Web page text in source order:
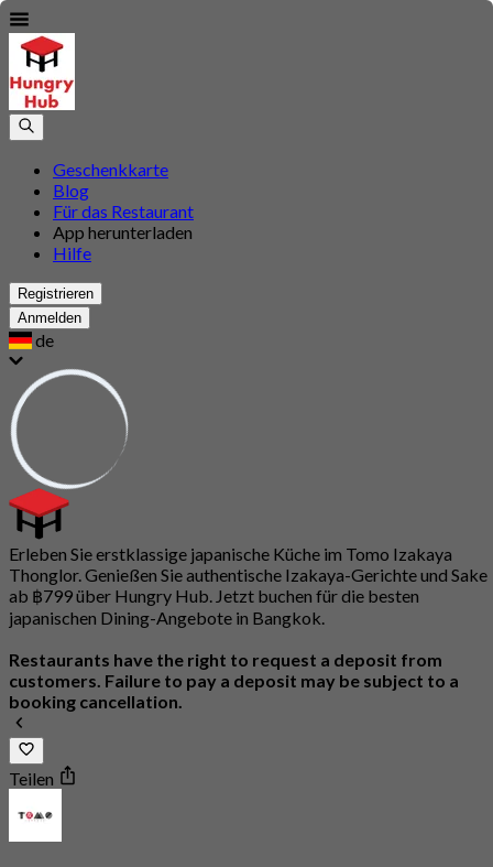
Geschenkkarte
Blog
Für das Restaurant
App herunterladen
Hilfe
Registrieren
Anmelden
de
Erleben Sie erstklassige japanische Küche im Tomo Izakaya
Thonglor. Genießen Sie authentische Izakaya-Gerichte und Sake
ab ฿799 über Hungry Hub. Jetzt buchen für die besten
japanischen Dining-Angebote in Bangkok.
Restaurants have the right to request a deposit from
customers. Failure to pay a deposit may be subject to a
booking cancellation.
Teilen